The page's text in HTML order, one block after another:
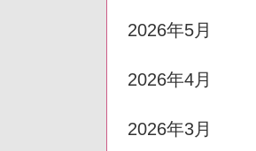
2026年5月
2026年4月
2026年3月